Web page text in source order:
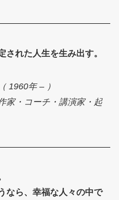
された人生を生み出す。
1960年 – ）
家・コーチ・講演家・起
なら、幸福な人々の中で